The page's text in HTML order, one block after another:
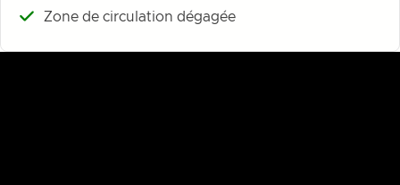
Zone de circulation dégagée